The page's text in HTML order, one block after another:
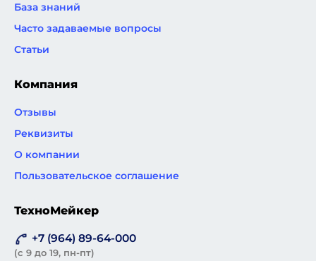
База знаний
Часто задаваемые вопросы
Статьи
Компания
Отзывы
Реквизиты
О компании
Пользовательское соглашение
ТехноМейкер
+7 (964) 89-64-000
(с 9 до 19, пн-пт)